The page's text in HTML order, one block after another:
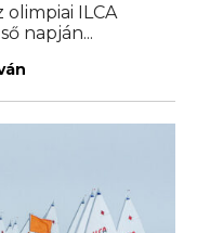
ILCA
napján...